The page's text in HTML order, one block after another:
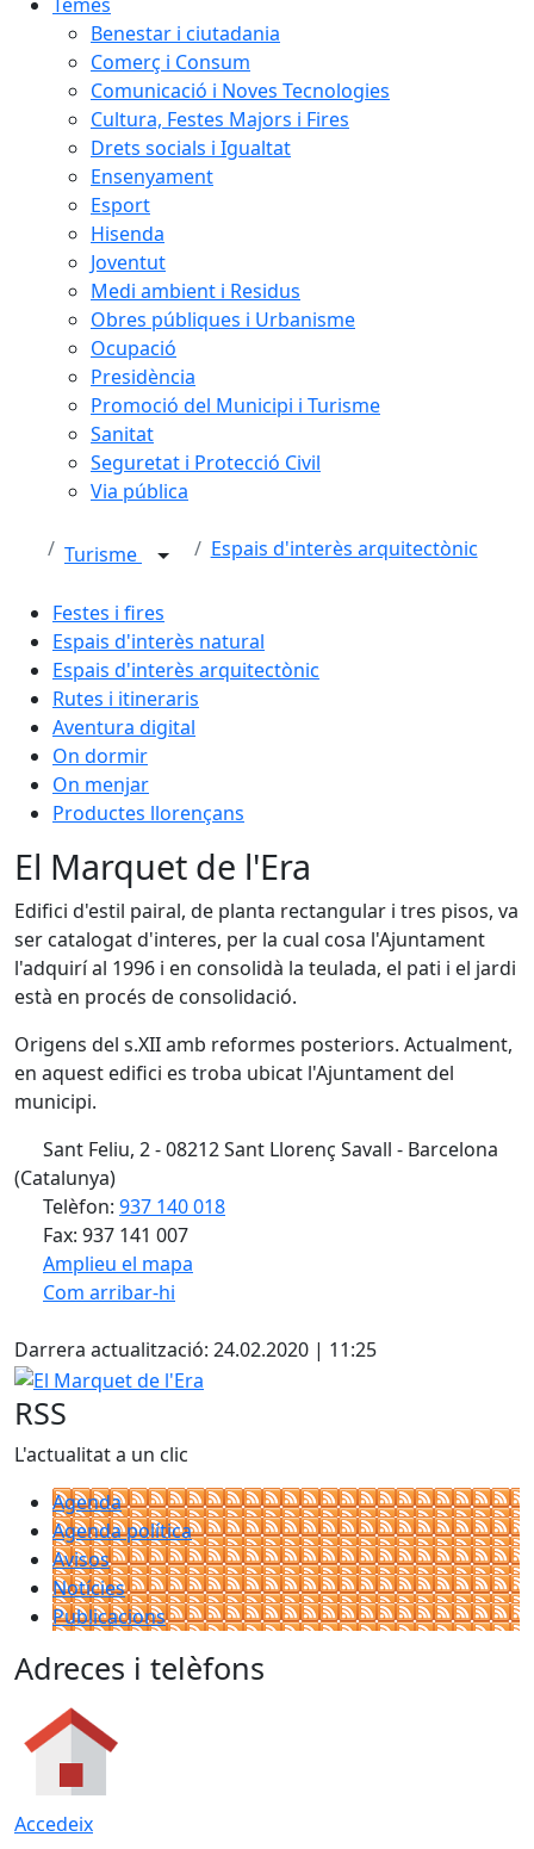
Benestar i ciutadania
Comerç i Consum
Comunicació i Noves Tecnologies
Cultura, Festes Majors i Fires
Drets socials i Igualtat
Ensenyament
Esport
Hisenda
Joventut
Medi ambient i Residus
Obres públiques i Urbanisme
Ocupació
Presidència
Promoció del Municipi i Turisme
Sanitat
Seguretat i Protecció Civil
Via pública
Turisme Espais d'interès arquitectònic
Festes i fires
Espais d'interès natural
Espais d'interès arquitectònic
Rutes i itineraris
Aventura digital
On dormir
On menjar
Productes llorençans
El Marquet de l'Era
Edifici d'estil pairal, de planta rectangular i tres pisos, va
ser catalogat d'interes, per la cual cosa l'Ajuntament
l'adquirí al 1996 i en consolidà la teulada, el pati i el jardi
està en procés de consolidació.
Origens del s.XII amb reformes posteriors. Actualment,
en aquest edifici es troba ubicat l'Ajuntament del
municipi.
Sant Feliu, 2 - 08212 Sant Llorenç Savall - Barcelona
(Catalunya)
Telèfon: 937 140 018
Fax: 937 141 007
Amplieu el mapa
Com arribar-hi
+
−
Darrera actualització: 24.02.2020 | 11:25
El Marquet de l'Era
RSS
L'actualitat a un clic
Agenda
Agenda política
Avisos
Notícies
Publicacions
Adreces i telèfons
Accedeix